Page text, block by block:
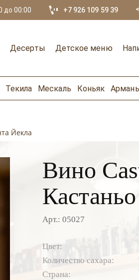
до 00:00 +7 926 109 59 39
Десерты Детское меню
Текила Мескаль Коньяк
Йекла
Вино
Арт.: 05027
Цвет:
Количество сахара:
Страна: